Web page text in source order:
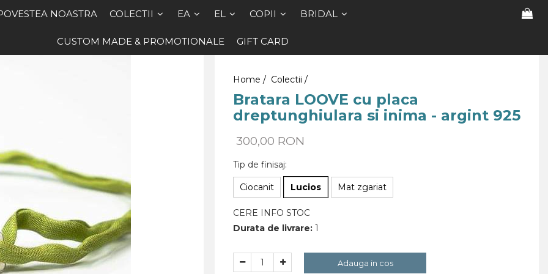
NOASTRA COLECTII EA EL COPII BRIDAL
CUSTOM MADE & PROMOTIONALE GIFT CARD
Home / Colectii /
Bratara LOOVE cu placa
dreptunghiulara si inima - argint 925
300,00 RON
Tip de finisaj:
Ciocanit Lucios Mat zgariat
CERE INFO STOC
Durata de livrare: 1
Adauga in cos